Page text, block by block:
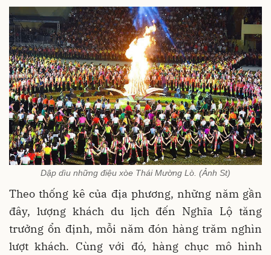
Dập dìu những điệu xòe Thái Mường Lò. (Ảnh St)
Theo thống kê của địa phương, những năm gần
đây, lượng khách du lịch đến Nghĩa Lộ tăng
trưởng ổn định, mỗi năm đón hàng trăm nghìn
lượt khách. Cùng với đó, hàng chục mô hình